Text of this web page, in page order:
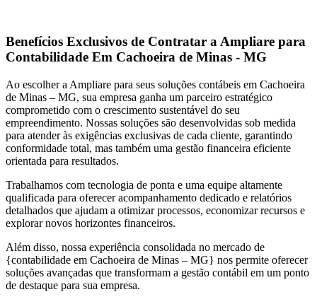
Benefícios Exclusivos de Contratar a Ampliare para
Contabilidade Em Cachoeira de Minas - MG
Ao escolher a Ampliare para seus soluções contábeis em Cachoeira
de Minas – MG, sua empresa ganha um parceiro estratégico
comprometido com o crescimento sustentável do seu
empreendimento. Nossas soluções são desenvolvidas sob medida
para atender às exigências exclusivas de cada cliente, garantindo
conformidade total, mas também uma gestão financeira eficiente
orientada para resultados.
Trabalhamos com tecnologia de ponta e uma equipe altamente
qualificada para oferecer acompanhamento dedicado e relatórios
detalhados que ajudam a otimizar processos, economizar recursos e
explorar novos horizontes financeiros.
Além disso, nossa experiência consolidada no mercado de
{contabilidade em Cachoeira de Minas – MG} nos permite oferecer
soluções avançadas que transformam a gestão contábil em um ponto
de destaque para sua empresa.